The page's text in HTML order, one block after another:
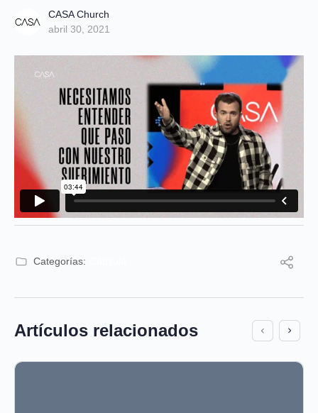
CASA Church
abril 30, 2021
Categorías:
Artículos relacionados